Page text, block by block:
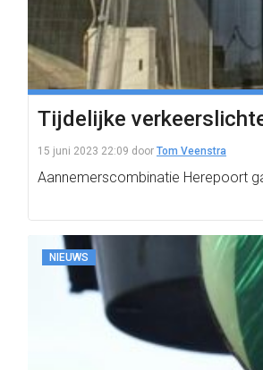
Tijdelijke
15 juni 2023 22:09 door Tom Veenstra
Aannemerscombinatie Herepoort
NIEUWS